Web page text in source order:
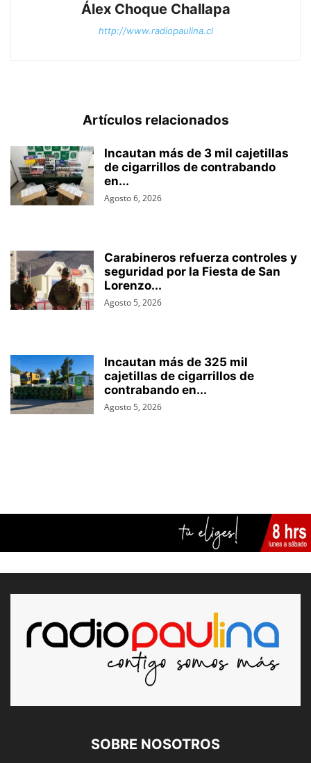
Álex Choque Challapa
http://www.radiopaulina.cl
Artículos relacionados
Incautan más de 3 mil cajetillas
de cigarrillos de contrabando
en...
Agosto 6, 2026
Carabineros refuerza controles y
seguridad por la Fiesta de San
Lorenzo...
Agosto 5, 2026
Incautan más de 325 mil
cajetillas de cigarrillos de
contrabando en...
Agosto 5, 2026
SOBRE NOSOTROS